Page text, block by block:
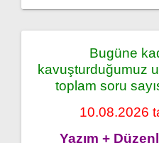
Bugüne
kavuşturduğumuz
toplam soru
10.08.2026
Yazım +